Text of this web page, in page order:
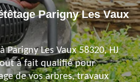
Parigny Les Vaux
Parigny Les Vaux 58320, HJ
à fait qualifié pour
de vos arbres, travaux